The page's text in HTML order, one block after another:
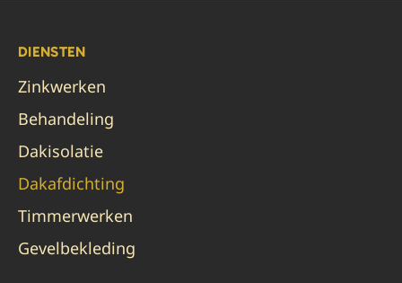
DIENSTEN
Zinkwerken
Behandeling
Dakisolatie
Dakafdichting
Timmerwerken
Gevelbekleding